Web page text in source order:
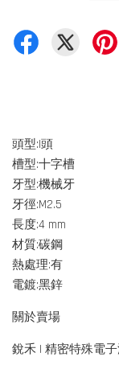
頭型:I頭
槽型:十字槽
牙型:機械牙
牙徑:M2.5
長度:4 mm
材質:碳鋼
熱處理:有
電鍍:黑鋅
關於賣場
銳禾 | 精密特殊電